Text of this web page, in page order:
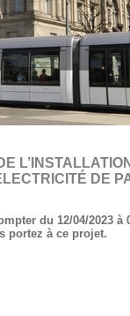
DE
du 12/04/2023 à
portez à ce projet.